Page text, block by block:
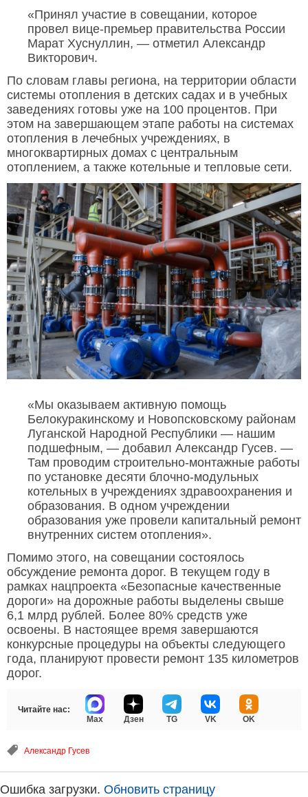
«Принял участие в совещании, которое
провел вице-премьер правительства России
Марат Хуснуллин, — отметил Александр
Викторович.
По словам главы региона, на территории области
системы отопления в детских садах и в учебных
заведениях готовы уже на 100 процентов. При
этом на завершающем этапе работы на системах
отопления в лечебных учреждениях, в
многоквартирных домах с центральным
отоплением, а также котельные и тепловые сети.
«Мы оказываем активную помощь
Белокуракинскому и Новопсковскому районам
Луганской Народной Республики — нашим
подшефным, — добавил Александр Гусев. —
Там проводим строительно-монтажные работы
по установке десяти блочно-модульных
котельных в учреждениях здравоохранения и
образования. В одном учреждении
образования уже провели капитальный ремонт
внутренних систем отопления».
Помимо этого, на совещании состоялось
обсуждение ремонта дорог. В текущем году в
рамках нацпроекта «Безопасные качественные
дороги» на дорожные работы выделены свыше
6,1 млрд рублей. Более 80% средств уже
освоены. В настоящее время завершаются
конкурсные процедуры на объекты следующего
года, планируют провести ремонт 135 километров
дорог.
Читайте нас:
Max
Дзен TG VK OK
Александр Гусев
Ошибка загрузки. Обновить страницу